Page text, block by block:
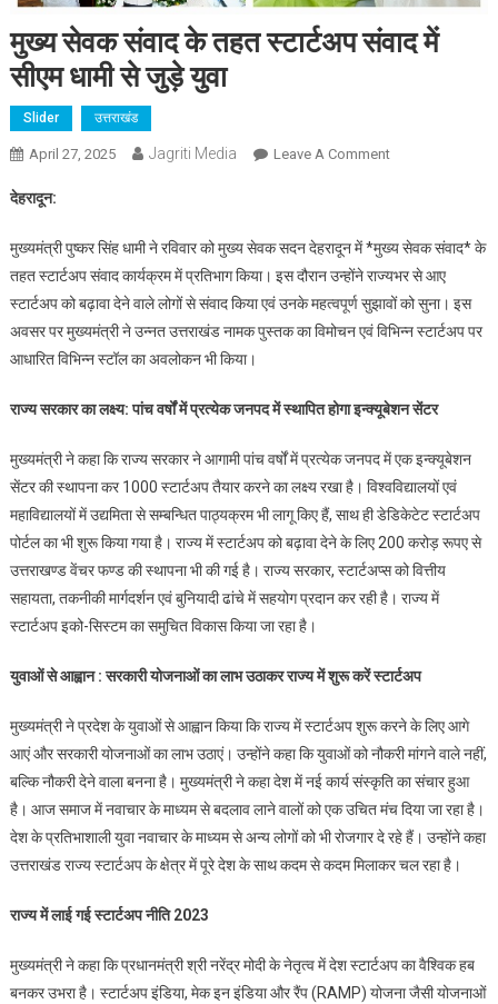
मुख्य सेवक संवाद के तहत स्टार्टअप संवाद में
सीएम धामी से जुड़े युवा
Slider उत्तराखंड
April 27, 2025 Jagriti Media Leave A CommentOn
के
तहत
स्टार्टअप
संवाद
धामी
जुड़े
युवा
देहरादून:
मुख्यमंत्री पुष्कर सिंह धामी ने रविवार को मुख्य सेवक सदन देहरादून में *मुख्य सेवक संवाद* के
तहत स्टार्टअप संवाद कार्यक्रम में प्रतिभाग किया। इस दौरान उन्होंने राज्यभर से आए
स्टार्टअप को बढ़ावा देने वाले लोगों से संवाद किया एवं उनके महत्वपूर्ण सुझावों को सुना। इस
अवसर पर मुख्यमंत्री ने उन्नत उत्तराखंड नामक पुस्तक का विमोचन एवं विभिन्न स्टार्टअप पर
आधारित विभिन्न स्टॉल का अवलोकन भी किया।
राज्य सरकार का लक्ष्य: पांच वर्षों में प्रत्येक जनपद में स्थापित होगा इन्क्यूबेशन सेंटर
मुख्यमंत्री ने कहा कि राज्य सरकार ने आगामी पांच वर्षों में प्रत्येक जनपद में एक इन्क्यूबेशन
सेंटर की स्थापना कर 1000 स्टार्टअप तैयार करने का लक्ष्य रखा है। विश्वविद्यालयों एवं
महाविद्यालयों में उद्यमिता से सम्बन्धित पाठ्यक्रम भी लागू किए हैं, साथ ही डेडिकेटेट स्टार्टअप
पोर्टल का भी शुरू किया गया है। राज्य में स्टार्टअप को बढ़ावा देने के लिए 200 करोड़ रूपए से
उत्तराखण्ड वेंचर फण्ड की स्थापना भी की गई है। राज्य सरकार, स्टार्टअप्स को वित्तीय
सहायता, तकनीकी मार्गदर्शन एवं बुनियादी ढांचे में सहयोग प्रदान कर रही है। राज्य में
स्टार्टअप इको-सिस्टम का समुचित विकास किया जा रहा है।
युवाओं से आह्वान : सरकारी योजनाओं का लाभ उठाकर राज्य में शुरू करें स्टार्टअप
मुख्यमंत्री ने प्रदेश के युवाओं से आह्वान किया कि राज्य में स्टार्टअप शुरू करने के लिए आगे
आएं और सरकारी योजनाओं का लाभ उठाएं। उन्होंने कहा कि युवाओं को नौकरी मांगने वाले नहीं,
बल्कि नौकरी देने वाला बनना है। मुख्यमंत्री ने कहा देश में नई कार्य संस्कृति का संचार हुआ
है। आज समाज में नवाचार के माध्यम से बदलाव लाने वालों को एक उचित मंच दिया जा रहा है।
देश के प्रतिभाशाली युवा नवाचार के माध्यम से अन्य लोगों को भी रोजगार दे रहे हैं। उन्होंने कहा
उत्तराखंड राज्य स्टार्टअप के क्षेत्र में पूरे देश के साथ कदम से कदम मिलाकर चल रहा है।
राज्य में लाई गई स्टार्टअप नीति 2023
मुख्यमंत्री ने कहा कि प्रधानमंत्री श्री नरेंद्र मोदी के नेतृत्व में देश स्टार्टअप का वैश्विक हब
बनकर उभरा है। स्टार्टअप इंडिया, मेक इन इंडिया और रैंप (RAMP) योजना जैसी योजनाओं